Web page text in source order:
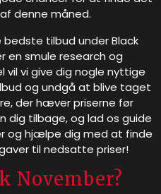
denne måned.
tilbud under Black
en smule research og
vil vi give dig nogle nyttige
og undgå at blive taget
der hæver priserne før
dig tilbage, og lad os guide
og hjælpe dig med at finde
til nedsatte priser!
November?